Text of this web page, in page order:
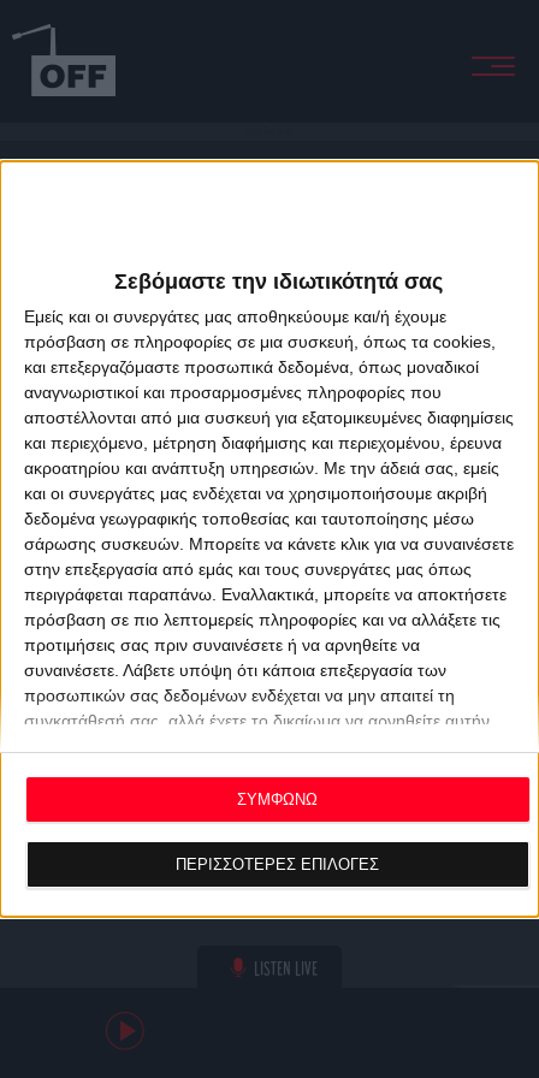
Σεβόμαστε την ιδιωτικότητά σας
Εμείς και οι συνεργάτες μας αποθηκεύουμε και/ή έχουμε
πρόσβαση σε πληροφορίες σε μια συσκευή, όπως τα cookies,
και επεξεργαζόμαστε προσωπικά δεδομένα, όπως μοναδικοί
αναγνωριστικοί και προσαρμοσμένες πληροφορίες που
αποστέλλονται από μια συσκευή για εξατομικευμένες διαφημίσεις
και περιεχόμενο, μέτρηση διαφήμισης και περιεχομένου, έρευνα
ακροατηρίου και ανάπτυξη υπηρεσιών. Με την άδειά σας, εμείς
και οι συνεργάτες μας ενδέχεται να χρησιμοποιήσουμε ακριβή
δεδομένα γεωγραφικής τοποθεσίας και ταυτοποίησης μέσω
σάρωσης συσκευών. Μπορείτε να κάνετε κλικ για να συναινέσετε
στην επεξεργασία από εμάς και τους συνεργάτες μας όπως
περιγράφεται παραπάνω. Εναλλακτικά, μπορείτε να αποκτήσετε
πρόσβαση σε πιο λεπτομερείς πληροφορίες και να αλλάξετε τις
προτιμήσεις σας πριν συναινέσετε ή να αρνηθείτε να
συναινέσετε. Λάβετε υπόψη ότι κάποια επεξεργασία των
προσωπικών σας δεδομένων ενδέχεται να μην απαιτεί τη
συγκατάθεσή σας, αλλά έχετε το δικαίωμα να αρνηθείτε αυτήν
ανακαλέσετε τη συγκατάθεσή σας ανά πάσα στιγμή
επιστρέφοντας σε αυτόν τον ιστότοπο και κάνοντας κλικ στο
κουμπί "Απορρήτου" στο κάτω μέρος της ιστοσελίδας.
ΠΕΡΙΣΣΟΤΕΡΕΣ ΕΠΙΛΟΓΕΣ
ΣΥΜΦΩΝΩ
LISTEN LIVE
About Offradio Business Class Terms & Conditions
Privacy Policy
Designed & developed byporcupine colors&Fotis Alexandrou